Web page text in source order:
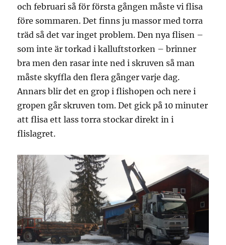
och februari så för första gången måste vi flisa
före sommaren. Det finns ju massor med torra
träd så det var inget problem. Den nya flisen –
som inte är torkad i kalluftstorken – brinner
bra men den rasar inte ned i skruven så man
måste skyffla den flera gånger varje dag.
Annars blir det en grop i flishopen och nere i
gropen går skruven tom. Det gick på 10 minuter
att flisa ett lass torra stockar direkt in i
flislagret.